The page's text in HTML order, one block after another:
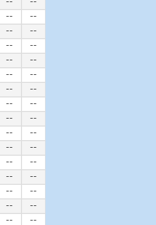
-- --
-- --
-- --
-- --
-- --
-- --
-- --
-- --
-- --
-- --
-- --
-- --
-- --
-- --
-- --
-- --